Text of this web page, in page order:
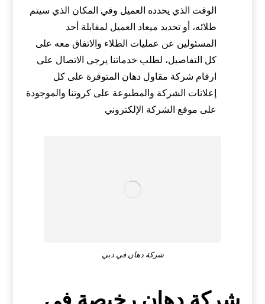
الوقت الذي يحدده العميل وفي المكان الذي سيتم
طلائه، أو تحديد ميعاد العميل لمقابلة أحد
المسئولين عن عمليات الطلاء والاتفاق معه على
كل التفاصيل، لطلب خدماتنا يرجى الاتصال على
ارقام شركة مقاول دهان المتوفرة على كل
إعلانات الشركة والمطبوعة على كروتنا والموجودة
على موقع الشركة الإلكتروني
شركة دهان في دبي